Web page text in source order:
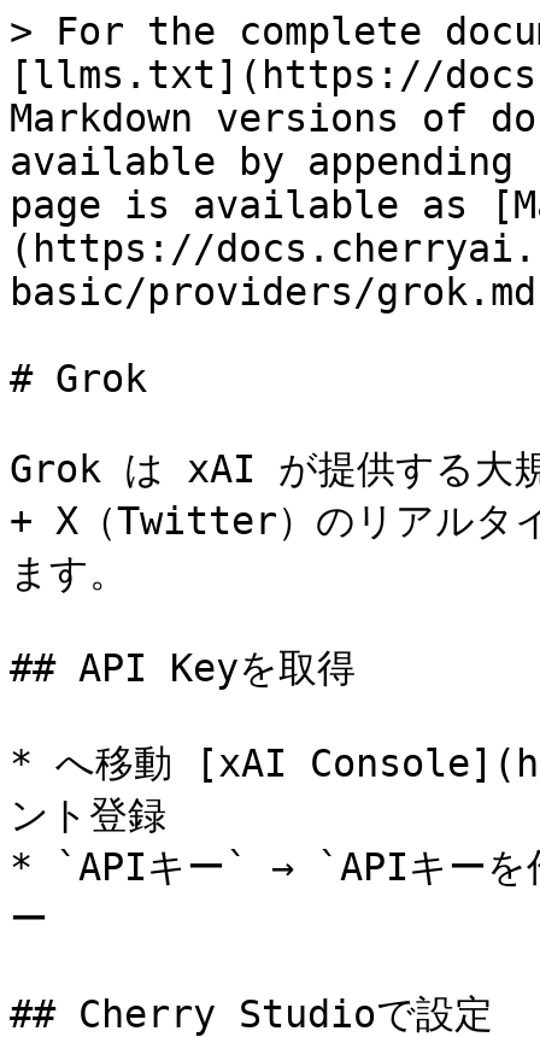
> For the complete
[llms.txt](https://
Markdown versions of
available by
page is available as
(https://
basic/providers/
# Grok
Grok は xAI が提供する大
+ X（Twitter）のリアルタ
ます。
## API Keyを取得
* へ移動 [xAI
ント登録
* `APIキー` → `APIキー
ー
## Cherry Studioで設定